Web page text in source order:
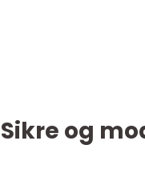
Sikre og